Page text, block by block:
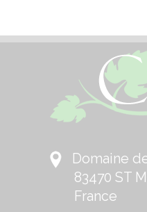
Domaine
83470 ST
France